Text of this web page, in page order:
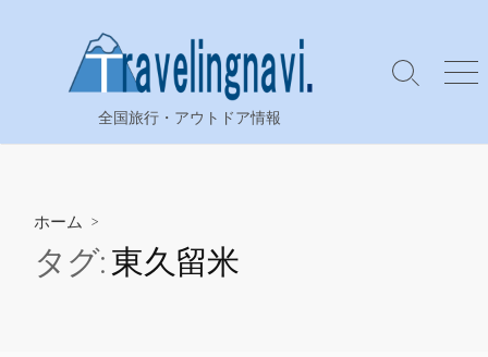
へ
全国旅行・アウトドア情報
検
り
メ
ー
ホーム >
タグ:東久留米